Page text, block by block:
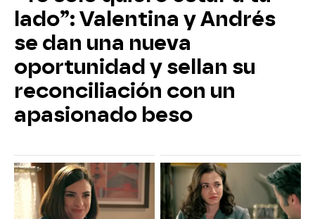
lado”: Valentina y Andrés
se dan una nueva
oportunidad y sellan su
reconciliación con un
apasionado beso